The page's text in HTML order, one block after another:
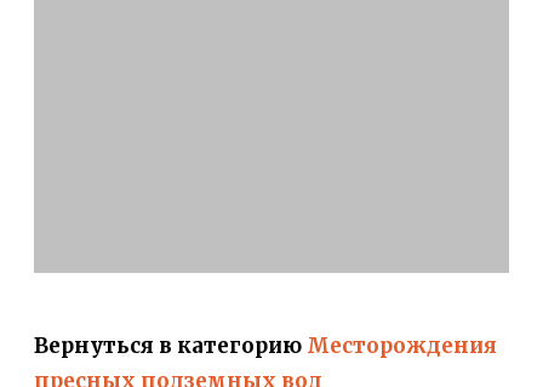
Вернуться в категорию Месторождения
пресных подземных вод